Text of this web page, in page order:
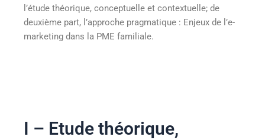
l’étude théorique, conceptuelle et contextuelle; de
deuxième part, l’approche pragmatique : Enjeux de l’e-
marketing dans la PME familiale.
I – Etude théorique,